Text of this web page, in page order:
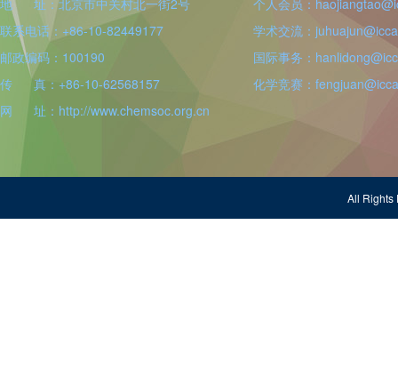
地 址：北京市中关村北一街2号
联系电话：+86-10-82449177
邮政编码：100190
传 真：+86-10-62568157
网 址：http://www.chemsoc.org.cn
个人会员：
学术交流：
国际事务：
化学竞赛：
All Rights